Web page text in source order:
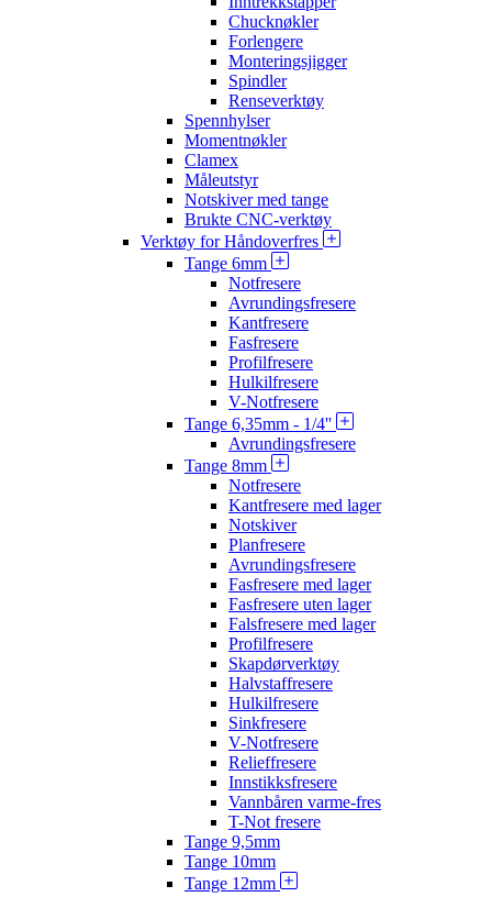
Chucknøkler
Forlengere
Monteringsjigger
Spindler
Renseverktøy
Spennhylser
Momentnøkler
Clamex
Måleutstyr
Notskiver med tange
Brukte CNC-verktøy
Verktøy for Håndoverfres
Tange 6mm
Notfresere
Avrundingsfresere
Kantfresere
Fasfresere
Profilfresere
Hulkilfresere
V-Notfresere
Tange 6,35mm - 1/4''
Avrundingsfresere
Tange 8mm
Notfresere
Kantfresere med lager
Notskiver
Planfresere
Avrundingsfresere
Fasfresere med lager
Fasfresere uten lager
Falsfresere med lager
Profilfresere
Skapdørverktøy
Halvstaffresere
Hulkilfresere
Sinkfresere
V-Notfresere
Relieffresere
Innstikksfresere
Vannbåren varme-fres
T-Not fresere
Tange 9,5mm
Tange 10mm
Tange 12mm